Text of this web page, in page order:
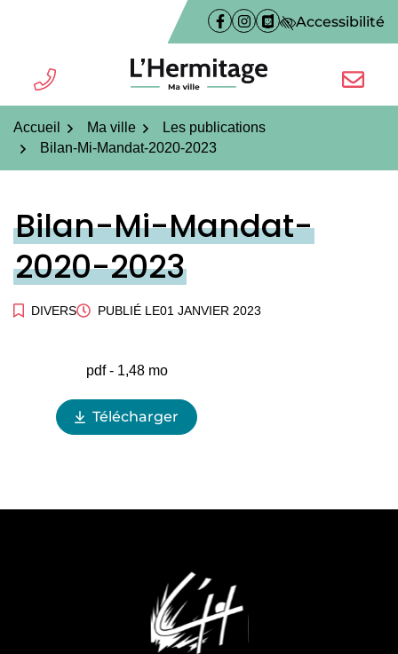
Facebook
(ouverture dans un nouvel
Instagram
(ouverture dans un
PanneauPocket
(ouverture dans un
Accessibilité
TÉL. L'Hermitage ma villeNOUS
Accueil Ma ville
Les publications
Bilan-Mi-Mandat-2020-2023
Bilan-Mi-Mandat-
2020-2023
DIVERS PUBLIÉ LE01 JANVIER 2023
pdf - 1,48 mo
Télécharger
(ouverture dans un nouvel onglet)